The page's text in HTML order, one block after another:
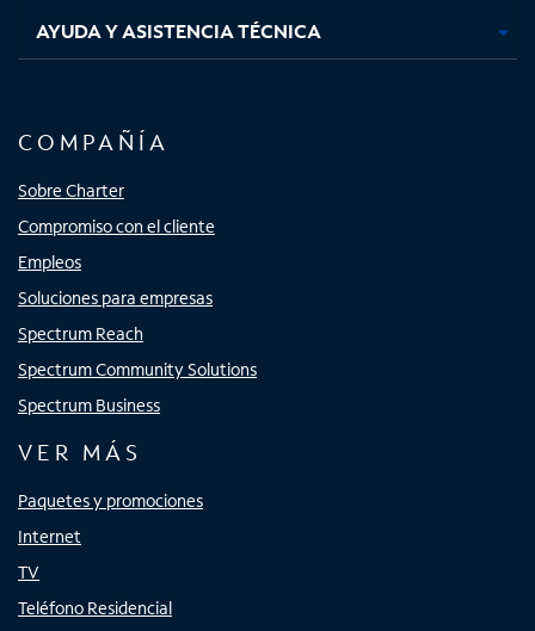
AYUDA Y ASISTENCIA TÉCNICA
COMPAÑÍA
Sobre Charter
Compromiso con el cliente
Empleos
Soluciones para empresas
Spectrum Reach
Spectrum Community Solutions
Spectrum Business
VER MÁS
Paquetes y promociones
Internet
TV
Teléfono Residencial